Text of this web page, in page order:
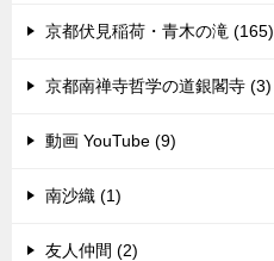
京都伏見稲荷・青木の滝 (165)
京都南禅寺哲学の道銀閣寺 (3)
動画 YouTube (9)
南沙織 (1)
友人仲間 (2)